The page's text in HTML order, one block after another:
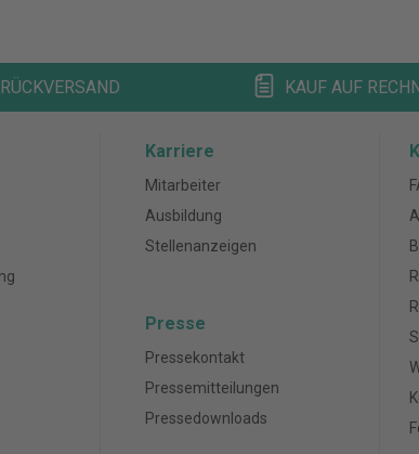
KAUF AUF
Karriere
Mitarbeiter
Ausbildung
Stellenanzeigen
Presse
Pressekontakt
Pressemitteilungen
Pressedownloads